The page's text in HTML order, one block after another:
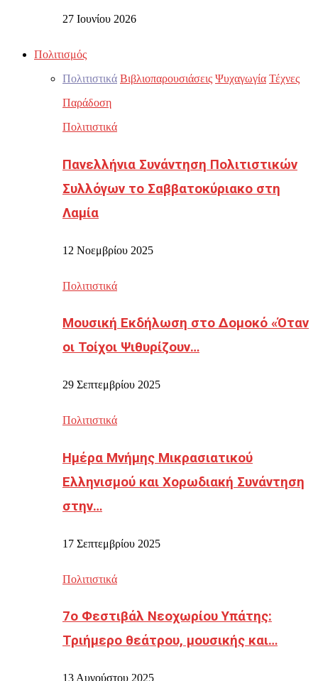
27 Ιουνίου 2026
Πολιτισμός
Πολιτιστικά Βιβλιοπαρουσιάσεις Ψυχαγωγία Τέχνες
Παράδοση
Πολιτιστικά
Πανελλήνια Συνάντηση Πολιτιστικών
Συλλόγων το Σαββατοκύριακο στη
Λαμία
12 Νοεμβρίου 2025
Πολιτιστικά
Μουσική Εκδήλωση στο Δομοκό «Όταν
οι Τοίχοι Ψιθυρίζουν…
29 Σεπτεμβρίου 2025
Πολιτιστικά
Ημέρα Μνήμης Μικρασιατικού
Ελληνισμού και Χορωδιακή Συνάντηση
στην…
17 Σεπτεμβρίου 2025
Πολιτιστικά
7ο Φεστιβάλ Νεοχωρίου Υπάτης:
Τριήμερο θεάτρου, μουσικής και…
13 Αυγούστου 2025